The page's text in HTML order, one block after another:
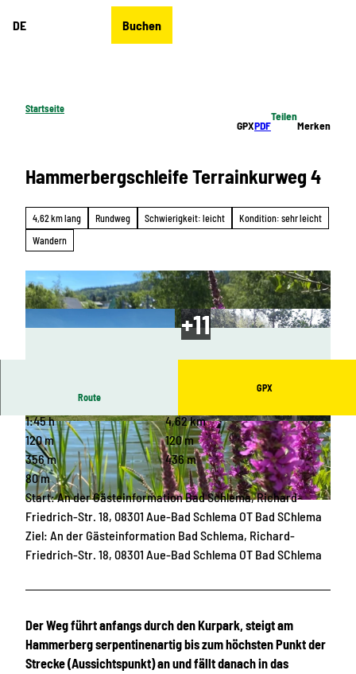
DE Buchen
Startseite
GPXPDF
Teilen
Merken
Hammerbergschleife Terrainkurweg 4
4,62 km lang Rundweg Schwierigkeit: leicht
Kondition: sehr leicht
Wandern
© Kristina Ebert, Große Kreisstadt Aue-Bad Sc
hlema, Amt für Kultur und Tourismus |
CC-BY-ND
© Kristina Ebert, Große Kreisstadt Aue-Bad Sc
hlema, Amt für Kultur und Tourismus |
CC-BY-ND
Route
GPX
1:45 h
4,62 km
120 m
120 m
356 m
436 m
80 m
Start: An der Gästeinformation Bad Schlema, Richard-
Friedrich-Str. 18, 08301 Aue-Bad Schlema OT Bad SChlema
Ziel: An der Gästeinformation Bad Schlema, Richard-
Friedrich-Str. 18, 08301 Aue-Bad Schlema OT Bad SChlema
Der Weg führt anfangs durch den Kurpark, steigt am
Hammerberg serpentinenartig bis zum höchsten Punkt der
Strecke (Aussichtspunkt) an und fällt danach in das